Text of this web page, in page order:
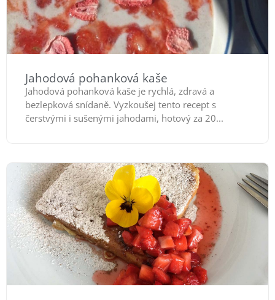
Jahodová pohanková kaše
Jahodová pohanková kaše je rychlá, zdravá a
bezlepková snídaně. Vyzkoušej tento recept s
čerstvými i sušenými jahodami, hotový za 20...